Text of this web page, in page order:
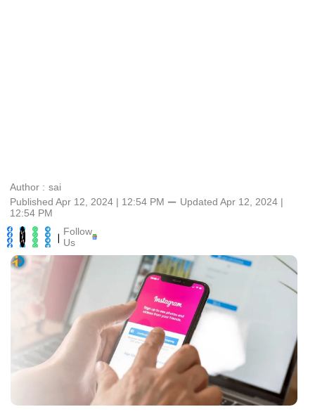
Author : sai
Published Apr 12, 2024 | 12:54 PM ⚊ Updated Apr 12, 2024 |
12:54 PM
| Follow
Us